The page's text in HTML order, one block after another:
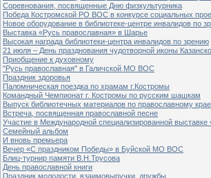
Соревнования, посвященные Дню физкультурника
Победа Костромской РО ВОС в конкурсе социальных
Новое оборудование в библиотеке-центре инвалидов по
Выставка «Русь православная» в Шарье
Высокая награда библиотеки-центра инвалидов по зрению
21 июля – День празднования чудотворной иконы
Приобщение к духовному
"Русь православная" в Галичской МО ВОС
Праздник здоровья
Паломническая поездка по храмам г.Костромы
Командный Чемпионат г. Костромы по русским шашкам
Выпуск библиотечных материалов по православному
Встреча, посвященная православной песне
Участие в Международной специализированной
Семейный альбом
И вновь премьера
Вечер «С праздником Победы» в Буйской МО ВОС
Блиц-турнир памяти В.Н.Трусова
День православной книги
Праздник молодости, взаимовыручки, дружбы